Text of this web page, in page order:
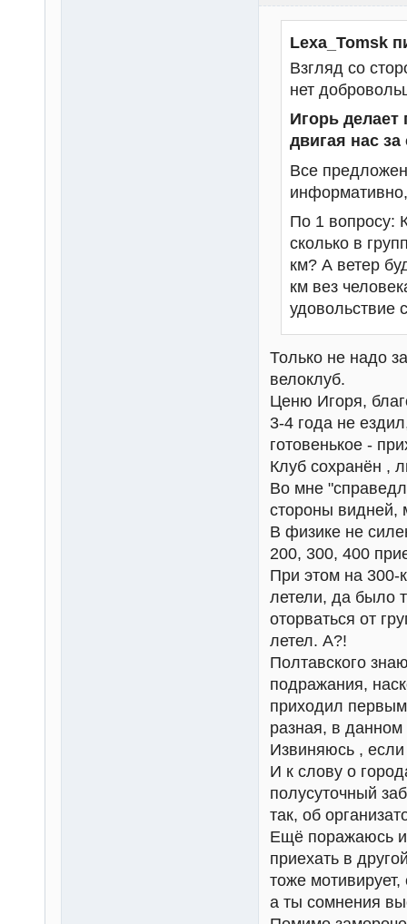
Lexa_Tomsk
Взгляд со
нет
Игорь делает
двигая нас
Все
По 1 вопросу:
сколько в
км? А ветер
км вез
удовольствие
Только не надо
велоклуб.
Ценю Игоря,
3-4 года не
готовенькое -
Клуб сохранён ,
Во мне
стороны видней,
В физике не
200, 300, 400
При этом на 300-
летели, да было
оторваться от
летел. А?!
Полтавского
подражания,
приходил
разная, в
Извиняюсь ,
И к слову о
полусуточный
так, об
Ещё поражаюсь
приехать в
тоже
а ты сомнения